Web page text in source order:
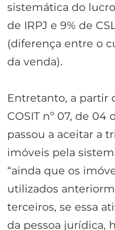
sistemática do
de IRPJ e 9% de
(diferença entre o
da venda).
Entretanto, a partir
COSIT nº 07, de 04
passou a aceitar a
imóveis pela
“ainda que os
utilizados
terceiros, se essa
da pessoa jurídica,